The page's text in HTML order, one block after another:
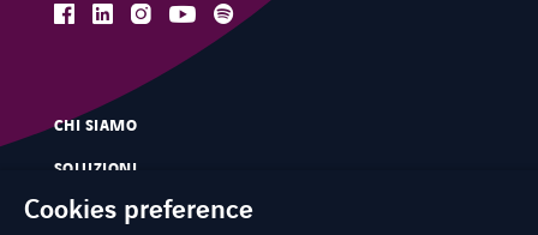
facebooklinkedininstagramyoutube
spotify
CHI SIAMO
SOLUZIONI
SERVIZI
Cookies preference